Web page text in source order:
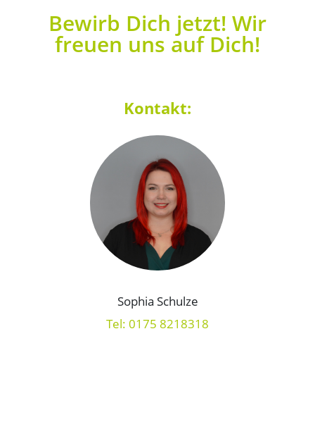
Bewirb Dich jetzt! Wir
freuen uns auf Dich!
Kontakt:
Sophia Schulze
Tel: 0175 8218318